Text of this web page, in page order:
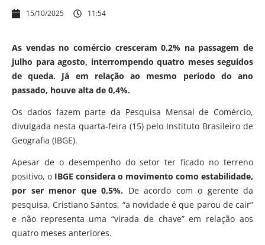
15/10/2025 11:54
As vendas no comércio cresceram 0,2% na passagem de
julho para agosto, interrompendo quatro meses seguidos
de queda. Já em relação ao mesmo período do ano
passado, houve alta de 0,4%.
Os dados fazem parte da Pesquisa Mensal de Comércio,
divulgada nesta quarta-feira (15) pelo Instituto Brasileiro de
Geografia (IBGE).
Apesar de o desempenho do setor ter ficado no terreno
positivo, o IBGE considera o movimento como estabilidade,
por ser menor que 0,5%. De acordo com o gerente da
pesquisa, Cristiano Santos, “a novidade é que parou de cair”
e não representa uma “virada de chave” em relação aos
quatro meses anteriores.